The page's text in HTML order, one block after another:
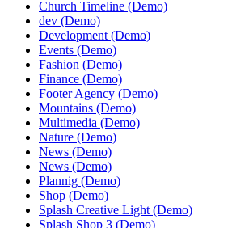
Church Timeline (Demo)
dev (Demo)
Development (Demo)
Events (Demo)
Fashion (Demo)
Finance (Demo)
Footer Agency (Demo)
Mountains (Demo)
Multimedia (Demo)
Nature (Demo)
News (Demo)
News (Demo)
Plannig (Demo)
Shop (Demo)
Splash Creative Light (Demo)
Splash Shop 3 (Demo)